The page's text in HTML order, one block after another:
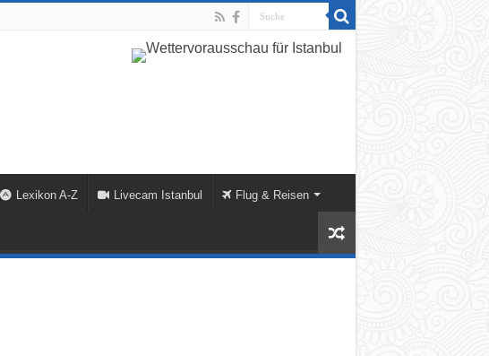
Lexikon A-Z Livecam Istanbul Flug & Reisen